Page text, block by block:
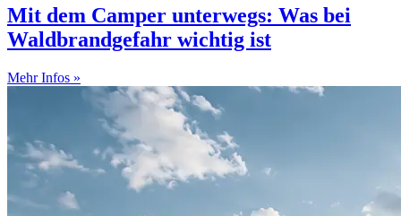
Mit dem Camper unterwegs: Was bei
Waldbrandgefahr wichtig ist
Mehr Infos »